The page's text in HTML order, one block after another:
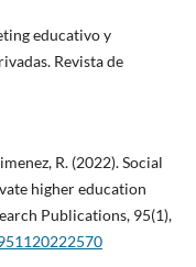
educativo y
Revista de
R. (2022). Social
higher education
Publications, 95(1),